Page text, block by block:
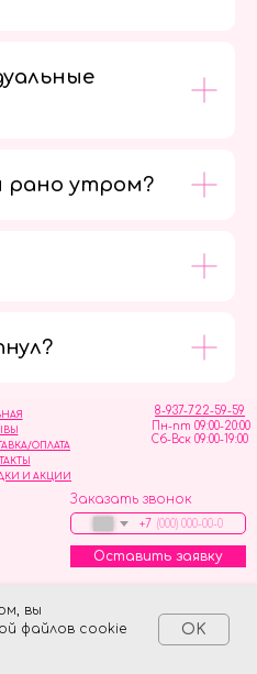
вы
файлов cookie
OK
рано утром?
ОПЛАТА
И АКЦИИ
8-937-722-59-59
Пн-пт 09:00-20:00
Сб-Вск 09:00-19:00
Заказать звонок
+7
Оставить заявку
Tilda